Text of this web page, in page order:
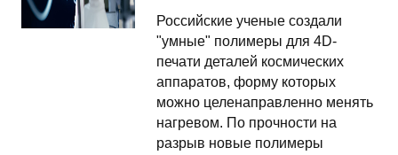
Российские ученые создали
"умные" полимеры для 4D-
печати деталей космических
аппаратов, форму которых
можно целенаправленно менять
нагревом. По прочности на
разрыв новые полимеры